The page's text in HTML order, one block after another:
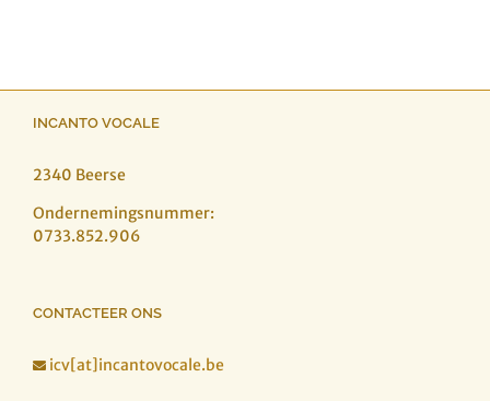
INCANTO VOCALE
2340 Beerse
Ondernemingsnummer:
0733.852.906
CONTACTEER ONS
 icv[at]incantovocale.be